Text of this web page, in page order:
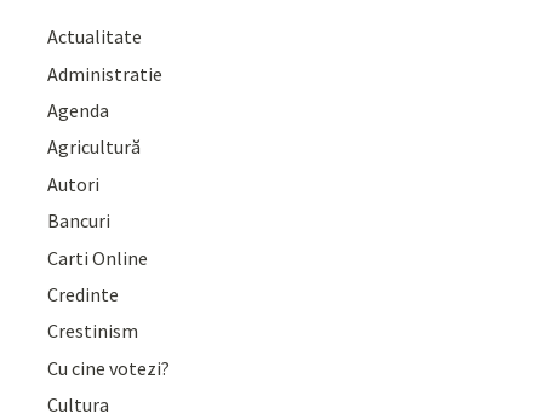
Actualitate
Administratie
Agenda
Agricultură
Autori
Bancuri
Carti Online
Credinte
Crestinism
Cu cine votezi?
Cultura